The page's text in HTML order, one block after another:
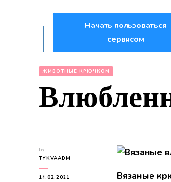
Начать пользоваться
сервисом
ЖИВОТНЫЕ КРЮЧКОМ
by
TYKVAADM
14.02.2021 Вязаные